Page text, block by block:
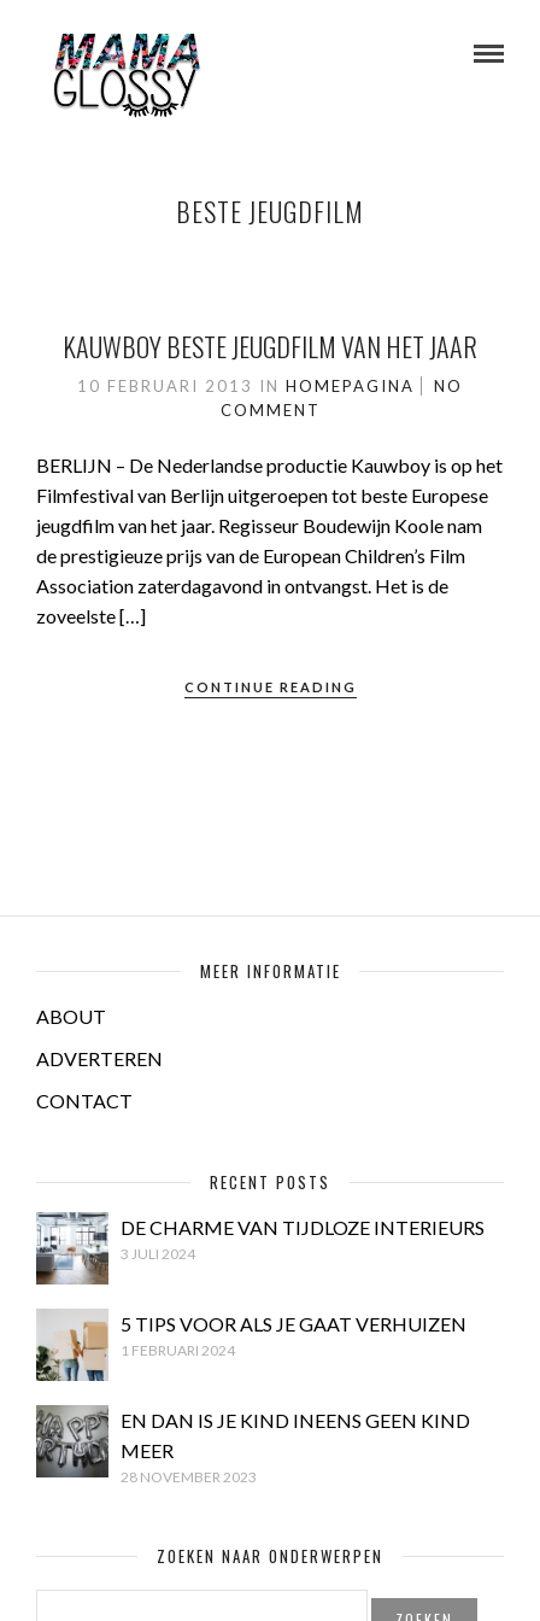
BESTE JEUGDFILM
KAUWBOY BESTE JEUGDFILM VAN HET JAAR
10 FEBRUARI 2013 IN HOMEPAGINA
NO
COMMENT
BERLIJN – De Nederlandse productie Kauwboy is op het
Filmfestival van Berlijn uitgeroepen tot beste Europese
jeugdfilm van het jaar. Regisseur Boudewijn Koole nam
de prestigieuze prijs van de European Children’s Film
Association zaterdagavond in ontvangst. Het is de
zoveelste […]
CONTINUE READING
MEER INFORMATIE
ABOUT
ADVERTEREN
CONTACT
RECENT POSTS
DE CHARME VAN TIJDLOZE INTERIEURS
3 JULI 2024
5 TIPS VOOR ALS JE GAAT VERHUIZEN
1 FEBRUARI 2024
EN DAN IS JE KIND INEENS GEEN KIND
MEER
28 NOVEMBER 2023
ZOEKEN NAAR ONDERWERPEN
ZOEKEN